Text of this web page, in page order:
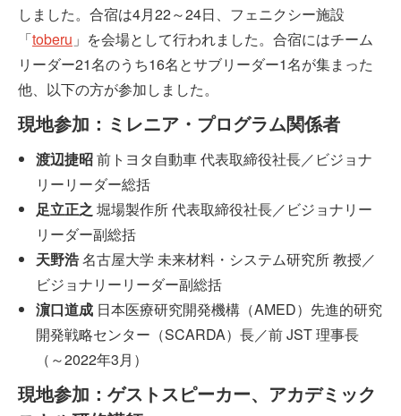
しました。合宿は4月22～24日、フェニクシー施設
「toberu 」を会場として行われました。合宿にはチーム
リーダー21名のうち16名とサブリーダー1名が集まった
他、以下の方が参加しました。
現地参加：ミレニア・プログラム関係者
渡辺捷昭前トヨタ自動車 代表取締役社長／ビジョナ
リーリーダー総括
足立正之 堀場製作所 代表取締役社長／ビジョナリー
リーダー副総括
天野浩名古屋大学 未来材料・システム研究所 教授／
ビジョナリーリーダー副総括
濵口道成 日本医療研究開発機構（AMED）先進的研究
開発戦略センター（SCARDA）長／前 JST 理事長
（～2022年3月）
現地参加：ゲストスピーカー、アカデミック